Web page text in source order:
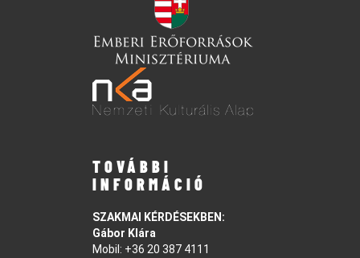
TOVÁBBI
INFORMÁCIÓ
SZAKMAI KÉRDÉSEKBEN:
Gábor Klára
Mobil: +36 20 387 4111